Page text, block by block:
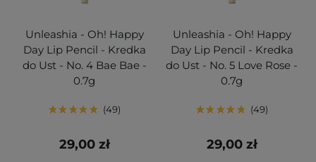
Unleashia - Oh! Happy
Day Lip Pencil - Kredka
do Ust - No. 4 Bae Bae -
0.7g
49
29,00 zł
Unleashia - Oh! Happy
Day Lip Pencil - Kredka
do Ust - No. 5 Love Rose -
0.7g
49
29,00 zł